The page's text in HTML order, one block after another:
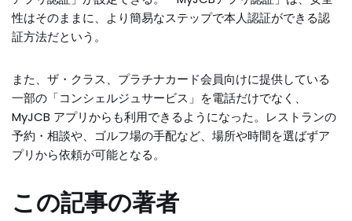
性はそのままに、より簡易なステップで本人認証ができる認
証方法だという。
また、ザ・クラス、プラチナカード会員向けに提供している
一部の「コンシェルジュサービス」を電話だけでなく、
MyJCB アプリからも利用できるようになった。レストランの
予約・相談や、ゴルフ場の手配など、場所や時間を選ばずア
プリから依頼が可能となる。
この記事の著者